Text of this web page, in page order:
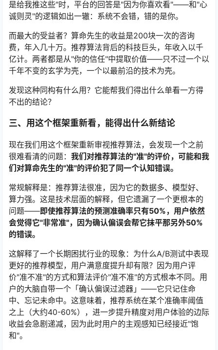
是给我推这些"时，平台的回答是"因为你喜欢看"——和"心
诚则灵"的逻辑如出一辙：系统不会错，错的是你。
而最大的受益者？算命先生的收益是200块一次的咨询
费，年入几十万。推荐算法背后的科技巨头，年收入以千
亿计。两者都是从"你的信任"中提取价值——只不过一个以
千年不变的玄学为壳，一个以最前沿的技术为壳。
发现这种同构有什么用？它能帮我们得出什么单看一方得
不出的结论？
三、用这个框架重新看，能得出什么新结论
现在我们用这个框架重新审视推荐算法，会发现一个之前
很难看清的问题： 我们对推荐算法的"准"的评价，可能和我
们对算命先生的"准"的评价犯了同一个认知错误。
常规解释是：推荐算法很准，因为它的数据多、模型好、
算力强。这是技术层面的解释，但它遗漏了一个更根本的
问题——即使推荐算法的预测准确率只有50%，用户依然
会觉得它"非常准"，因为确认偏误会帮它抹平那另外50%
的错误。
这解释了一个长期困扰行业的现象：为什么A/B测试中表现
更好的推荐模型，用户满意度提升却有限？因为用户评
价"准不准"的方式和算法评价"准不准"的方式根本不同。用
户的大脑自带一个「确认偏误过滤器」——它只记住命
中、忘记未命中。这意味着，推荐系统在某个准确率阈值
之上（大约40-60%），进一步提升精度对用户体验的边际
收益会急剧递减，因为此时用户的主观感知已经接近"饱
和"。